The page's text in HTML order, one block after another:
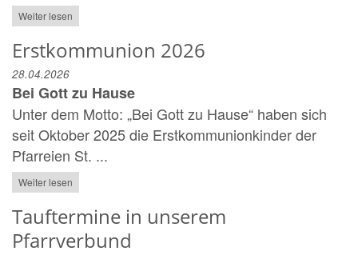
Weiter lesen
Erstkommunion 2026
28.04.2026
Bei Gott zu Hause
Unter dem Motto: „Bei Gott zu Hause“ haben sich
seit Oktober 2025 die Erstkommunionkinder der
Pfarreien St. ...
Weiter lesen
Tauftermine in unserem
Pfarrverbund